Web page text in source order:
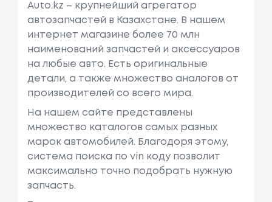
Auto.kz – крупнейший агрегатор
автозапчастей в Казахстане. В нашем
интернет магазине более 70 млн
наименований запчастей и аксессуаров
на любые авто. Есть оригинальные
детали, а также множество аналогов от
производителей со всего мира.
На нашем сайте представлены
множество каталогов самых разных
марок автомобилей. Благодоря этому,
система поиска по vin коду позволит
максимально точно подобрать нужную
запчасть.